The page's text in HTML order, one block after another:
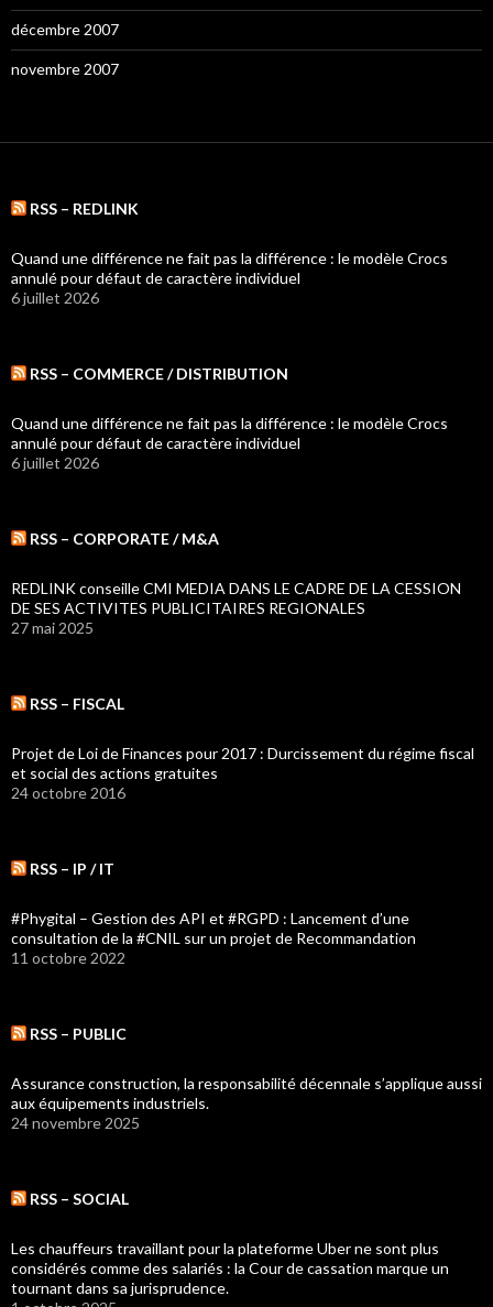
décembre 2007
novembre 2007
RSS – REDLINK
Quand une différence ne fait pas la différence : le modèle Crocs
annulé pour défaut de caractère individuel
6 juillet 2026
RSS – COMMERCE / DISTRIBUTION
Quand une différence ne fait pas la différence : le modèle Crocs
annulé pour défaut de caractère individuel
6 juillet 2026
RSS – CORPORATE / M&A
REDLINK conseille CMI MEDIA DANS LE CADRE DE LA CESSION
DE SES ACTIVITES PUBLICITAIRES REGIONALES
27 mai 2025
RSS – FISCAL
Projet de Loi de Finances pour 2017 : Durcissement du régime fiscal
et social des actions gratuites
24 octobre 2016
RSS – IP / IT
#Phygital – Gestion des API et #RGPD : Lancement d’une
consultation de la #CNIL sur un projet de Recommandation
11 octobre 2022
RSS – PUBLIC
Assurance construction, la responsabilité décennale s’applique aussi
aux équipements industriels.
24 novembre 2025
RSS – SOCIAL
Les chauffeurs travaillant pour la plateforme Uber ne sont plus
considérés comme des salariés : la Cour de cassation marque un
tournant dans sa jurisprudence.